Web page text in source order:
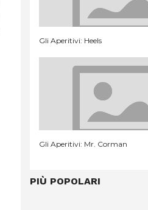
Gli Aperitivi: Heels
Gli Aperitivi: Mr. Corman
PIÙ POPOLARI